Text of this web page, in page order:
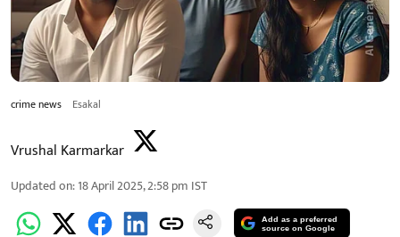
crime news Esakal
Vrushal Karmarkar
Updated on:18 April 2025, 2:58 pm IST
Add as a preferred
source on Google